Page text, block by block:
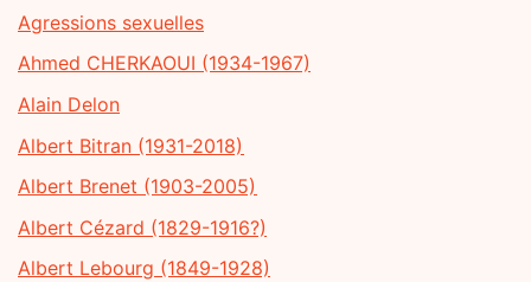
Agressions sexuelles
Ahmed CHERKAOUI (1934-1967)
Alain Delon
Albert Bitran (1931-2018)
Albert Brenet (1903-2005)
Albert Cézard (1829-1916?)
Albert Lebourg (1849-1928)